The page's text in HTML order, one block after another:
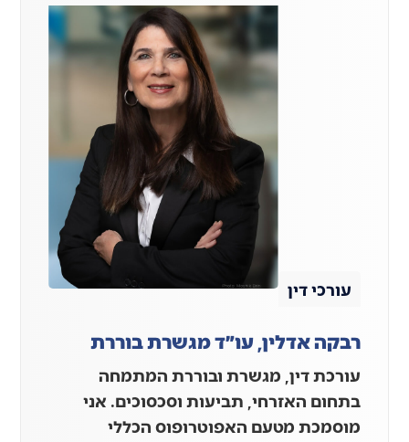
עורכי דין
רבקה אדלין, עו״ד מגשרת בוררת
עורכת דין, מגשרת ובוררת המתמחה
בתחום האזרחי, תביעות וסכסוכים. אני
מוסמכת מטעם האפוטרופוס הכללי